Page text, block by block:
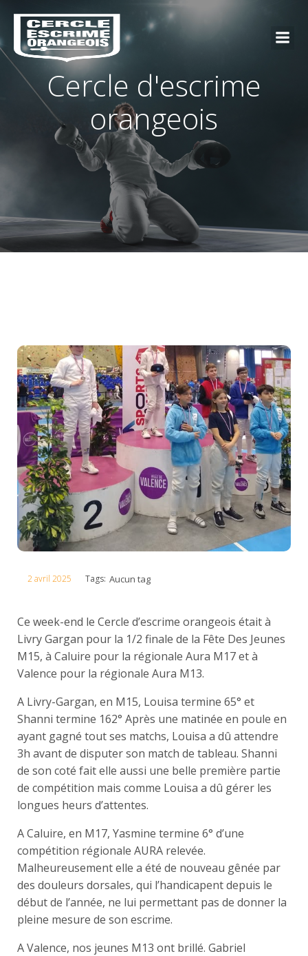
Cercle d'escrime
orangeois
2 avril 2025 Tags: Aucun tag
Ce week-end le Cercle d’escrime orangeois était à
Livry Gargan pour la 1/2 finale de la Fête Des Jeunes
M15, à Caluire pour la régionale Aura M17 et à
Valence pour la régionale Aura M13.
A Livry-Gargan, en M15, Louisa termine 65° et
Shanni termine 162° Après une matinée en poule en
ayant gagné tout ses matchs, Louisa a dû attendre
3h avant de disputer son match de tableau. Shanni
de son coté fait elle aussi une belle première partie
de compétition mais comme Louisa a dû gérer les
longues heurs d’attentes.
A Caluire, en M17, Yasmine termine 6° d’une
compétition régionale AURA relevée.
Malheureusement elle a été de nouveau gênée par
des douleurs dorsales, qui l’handicapent depuis le
début de l’année, ne lui permettant pas de donner la
pleine mesure de son escrime.
A Valence, nos jeunes M13 ont brillé. Gabriel